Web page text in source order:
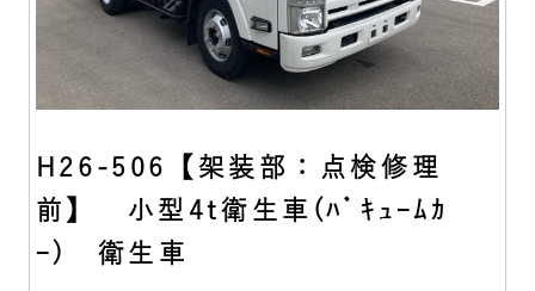
H26-506【架装部：点検修理
前】 小型4t衛生車(ﾊﾞｷｭｰﾑｶ
ｰ) 衛生車